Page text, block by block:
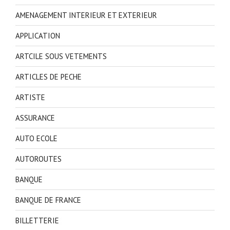
AMENAGEMENT INTERIEUR ET EXTERIEUR
APPLICATION
ARTCILE SOUS VETEMENTS
ARTICLES DE PECHE
ARTISTE
ASSURANCE
AUTO ECOLE
AUTOROUTES
BANQUE
BANQUE DE FRANCE
BILLETTERIE